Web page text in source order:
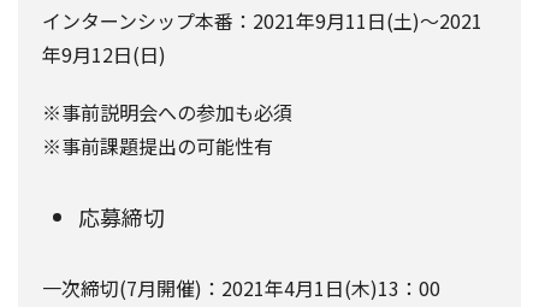
インターンシップ本番：2021年9月11日(土)〜2021
年9月12日(日)
※事前説明会への参加も必須
※事前課題提出の可能性有
応募締切
一次締切(7月開催)：2021年4月1日(木)13：00